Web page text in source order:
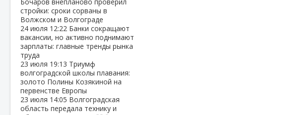
стройки: сроки сорваны в
Волжском и Волгограде
24 июля 12:22 Банки сокращают
вакансии, но активно поднимают
зарплаты: главные тренды рынка
труда
23 июля 19:13 Триумф
волгоградской школы плавания:
золото Полины Козякиной на
первенстве Европы
23 июля 14:05 Волгоградская
область передала технику и